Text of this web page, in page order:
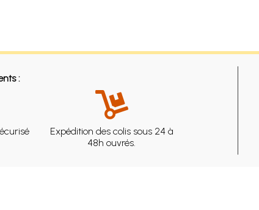
:
Expédition des colis sous 24 à
48h ouvrés.